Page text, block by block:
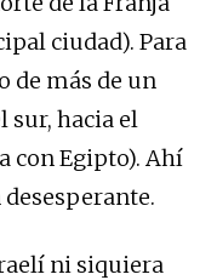
ciudad). Para
de más de un
sur, hacia el
con Egipto). Ahí
ni siquiera